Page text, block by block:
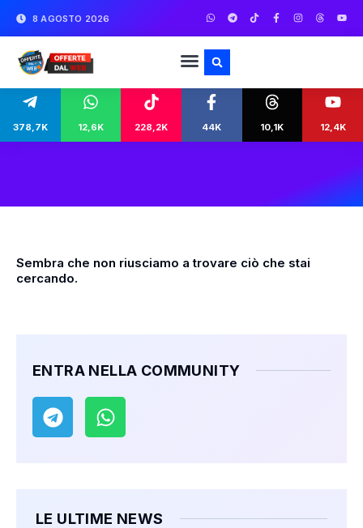
8 AGOSTO 2026
378,7K 12,6K 228,2K 44K 10,1K 12,4K
Sembra che non riusciamo a trovare ciò che stai
cercando.
ENTRA NELLA COMMUNITY
LE ULTIME NEWS